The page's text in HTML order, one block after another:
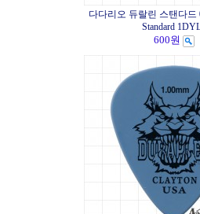
다다리오 듀랄린 스탠다드
Standard
600원